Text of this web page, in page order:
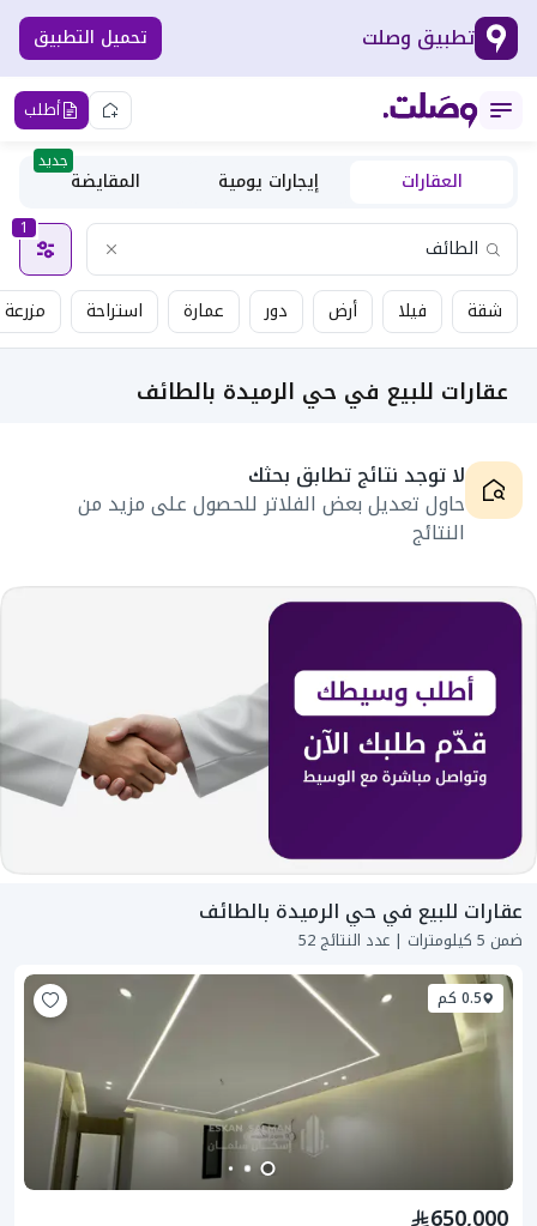
تطبيق وصلت تحميل التطبيق
أطلب
العقارات إيجارات يومية المقايضة
جديد
1
شقة فيلا أرض دور عمارة استراحة مزرعة
عقارات للبيع في حي الرميدة بالطائف
لا توجد نتائج تطابق بحثك
حاول تعديل بعض الفلاتر للحصول على مزيد من
النتائج
عقارات للبيع في حي الرميدة بالطائف
ضمن 5 كيلومترات | عدد النتائج 52
0.5 كم